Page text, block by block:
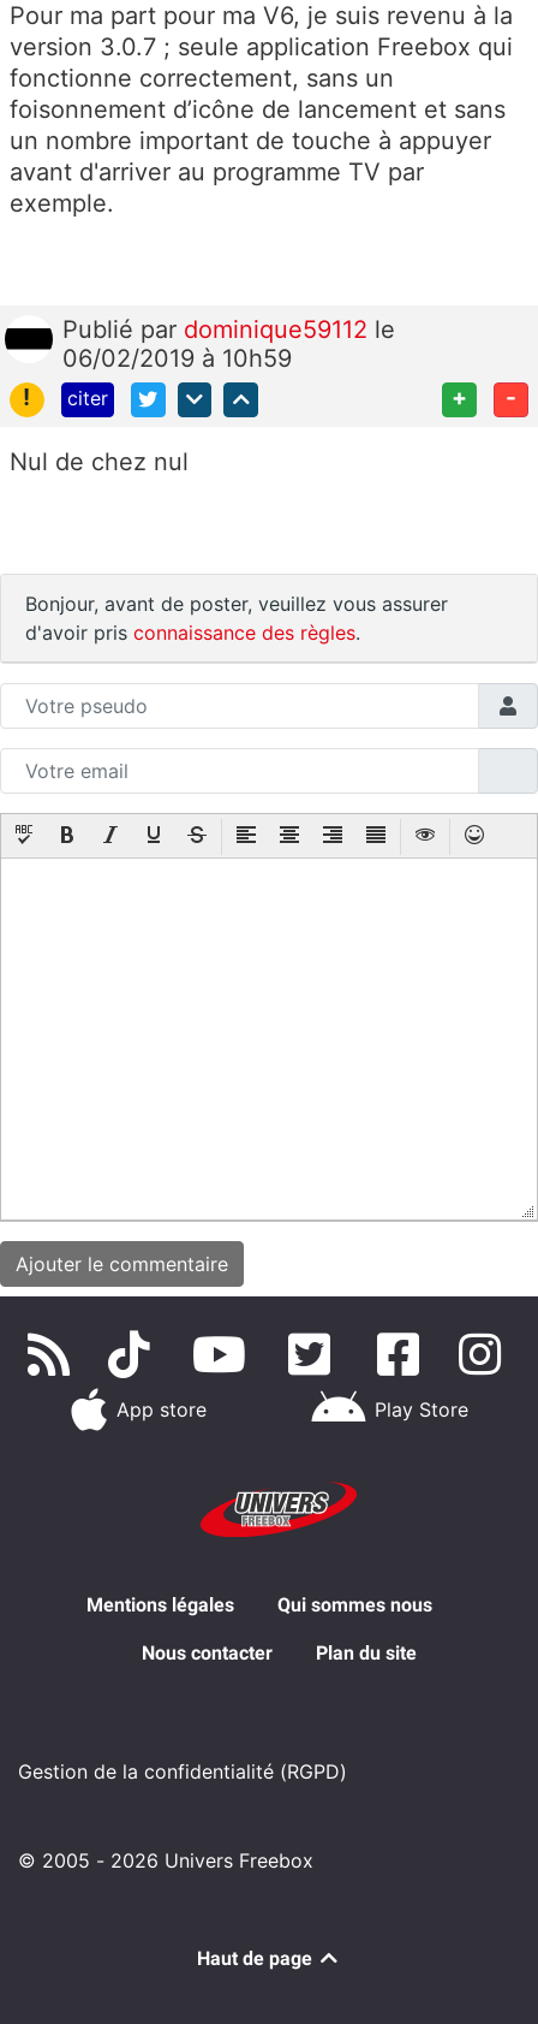
Pour ma part pour ma V6, je suis revenu à la
version 3.0.7 ; seule application Freebox qui
fonctionne correctement, sans un
foisonnement d’icône de lancement et sans
un nombre important de touche à appuyer
avant d'arriver au programme TV par
exemple.
Publié par dominique59112 le
06/02/2019 à 10h59
!
citer + -
Nul de chez nul
Bonjour, avant de poster, veuillez vous assurer
d'avoir pris connaissance des règles.
App store Play Store
Mentions légales Qui sommes nous
Nous contacter Plan du site
Gestion de la confidentialité (RGPD)
© 2005 - 2026 Univers Freebox
Haut de page